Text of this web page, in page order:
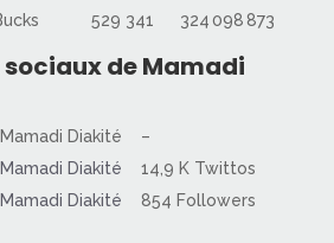
529 341 324 098 873
sociaux de Mamadi
Mamadi Diakité
–
Mamadi Diakité
14,9 K Twittos
Mamadi Diakité 854 Followers